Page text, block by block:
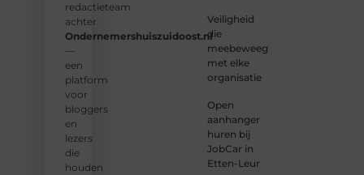
redactieteam
achter
Ondernemershuiszuidoost.nl
—
een
platform
voor
bloggers
en
lezers
die
houden
Veiligheid
die
meebeweegt
met elke
organisatie
Open
aanhanger
huren bij
JobCar in
Etten-Leur